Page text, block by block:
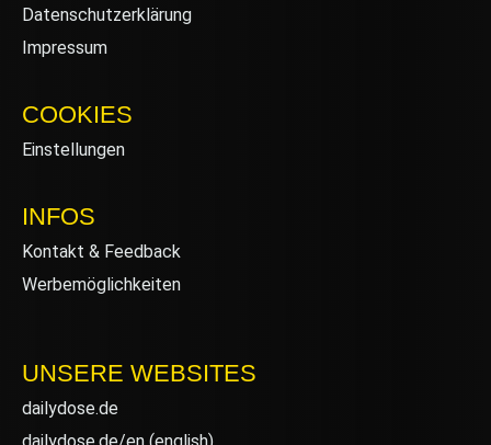
Datenschutzerklärung
Impressum
COOKIES
Einstellungen
INFOS
Kontakt & Feedback
Werbemöglichkeiten
UNSERE WEBSITES
dailydose.de